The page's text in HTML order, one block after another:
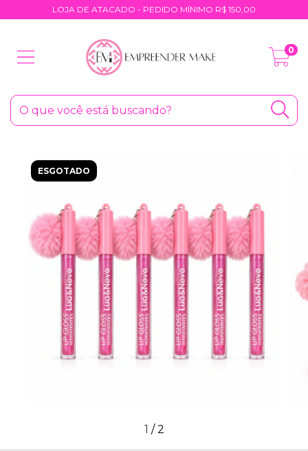
LOJA DE ATACADO - PEDIDO MÍNIMO R$ 150,00
0
ESGOTADO
1 /2